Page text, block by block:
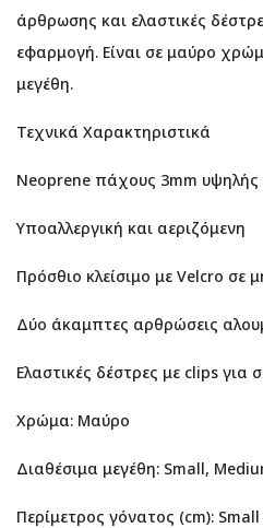
άρθρωσης και ελαστικές
εφαρμογή. Είναι σε μαύρο
μεγέθη.
Τεχνικά Χαρακτηριστικά
Neoprene πάχους 3mm
Υποαλλεργική και αεριζόμενη
Πρόσθιο κλείσιμο με Velcro σε
Δύο άκαμπτες αρθρώσεις
Ελαστικές δέστρες με clips για
Χρώμα: Μαύρο
Διαθέσιμα μεγέθη: Small,
Περίμετρος γόνατος (cm):